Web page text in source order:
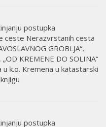
postupka
ceste Nerazvrstanih cesta
GROBLJA“,
„OD KREMENE DO SOLINA“
u k.o. Kremena u katastarski
postupka